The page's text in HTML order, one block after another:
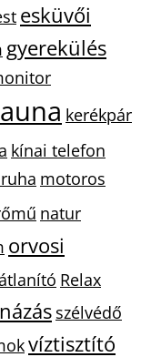
esküvői
gyerekülés
kerékpár
kínai telefon
motoros
natur
orvosi
Relax
szélvédő
víztisztító